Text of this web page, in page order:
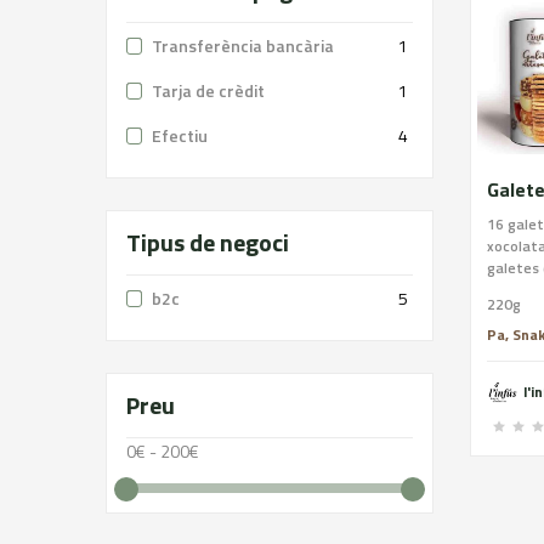
16
galetes
blat,
sucre,
sal.
220g
Pa,
Transferència bancària
1
Tarja de crèdit
1
Efectiu
4
Tipus de negoci
b2c 5
Preu
0€ - 200€